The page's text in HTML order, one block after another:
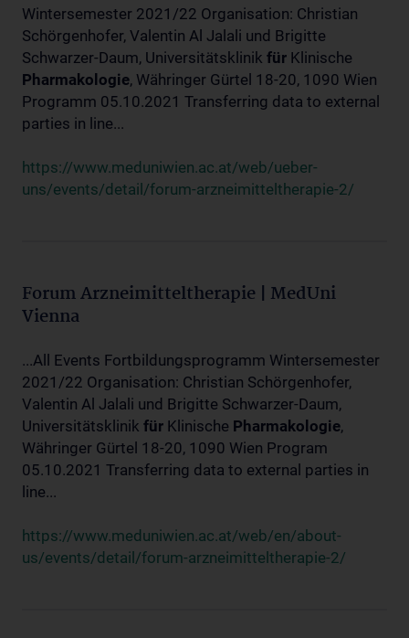
Wintersemester 2021/22 Organisation: Christian
Schörgenhofer, Valentin Al Jalali und Brigitte
Schwarzer-Daum, Universitätsklinik für Klinische
Pharmakologie, Währinger Gürtel 18-20, 1090 Wien
Programm 05.10.2021 Transferring data to external
parties in line...
https://www.meduniwien.ac.at/web/ueber-
uns/events/detail/forum-arzneimitteltherapie-2/
Forum Arzneimitteltherapie | MedUni
Vienna
...All Events Fortbildungsprogramm Wintersemester
2021/22 Organisation: Christian Schörgenhofer,
Valentin Al Jalali und Brigitte Schwarzer-Daum,
Universitätsklinik für Klinische Pharmakologie,
Währinger Gürtel 18-20, 1090 Wien Program
05.10.2021 Transferring data to external parties in
line...
https://www.meduniwien.ac.at/web/en/about-
us/events/detail/forum-arzneimitteltherapie-2/